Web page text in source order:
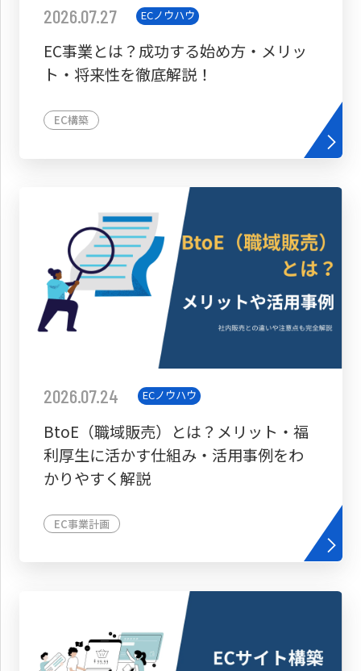
2026.07.27 ECノウハウ
EC事業とは？成功する始め方・メリッ
ト・将来性を徹底解説！
EC構築
2026.07.24 ECノウハウ
BtoE（職域販売）とは？メリット・福
利厚生に活かす仕組み・活用事例をわ
かりやすく解説
EC事業計画